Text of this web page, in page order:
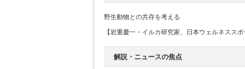
野生動物との共存を考える
【岩重慶一・イルカ研究家、日本ウェルネスス
解説・ニュースの焦点